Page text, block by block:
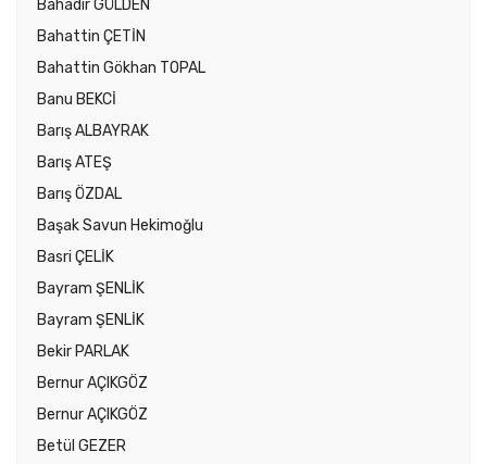
Bahadır GÜLDEN
Bahattin ÇETİN
Bahattin Gökhan TOPAL
Banu BEKCİ
Barış ALBAYRAK
Barış ATEŞ
Barış ÖZDAL
Başak Savun Hekimoğlu
Basri ÇELİK
Bayram ŞENLİK
Bayram ŞENLİK
Bekir PARLAK
Bernur AÇIKGÖZ
Bernur AÇIKGÖZ
Betül GEZER